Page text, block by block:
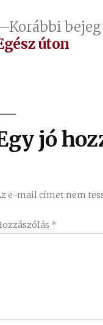
Korábbi
úton
jó
e-mail címet nem
*